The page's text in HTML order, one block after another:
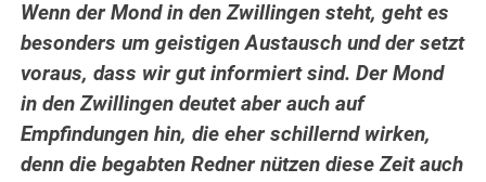
Wenn der Mond in den Zwillingen steht, geht es
besonders um geistigen Austausch und der setzt
voraus, dass wir gut informiert sind. Der Mond
in den Zwillingen deutet aber auch auf
Empfindungen hin, die eher schillernd wirken,
denn die begabten Redner nützen diese Zeit auch